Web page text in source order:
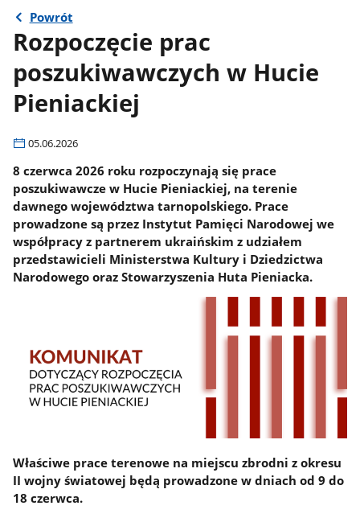
Powrót
Rozpoczęcie prac
poszukiwawczych w Hucie
Pieniackiej
05.06.2026
8 czerwca 2026 roku rozpoczynają się prace
poszukiwawcze w Hucie Pieniackiej, na terenie
dawnego województwa tarnopolskiego. Prace
prowadzone są przez Instytut Pamięci Narodowej we
współpracy z partnerem ukraińskim z udziałem
przedstawicieli Ministerstwa Kultury i Dziedzictwa
Narodowego oraz Stowarzyszenia Huta Pieniacka.
Właściwe prace terenowe na miejscu zbrodni z okresu
II wojny światowej będą prowadzone w dniach od 9 do
18 czerwca.